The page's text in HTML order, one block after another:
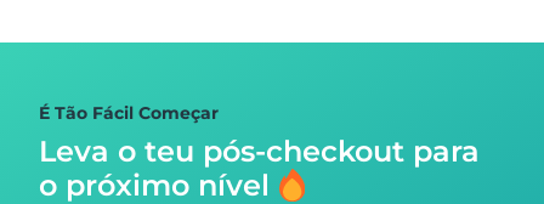
É Tão Fácil Começar
Leva o teu pós-checkout para
o próximo nível